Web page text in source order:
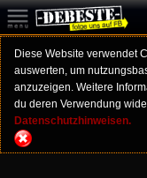
Diese Website verwendet
auswerten, um
anzuzeigen. Weitere
du deren Verwendung
Datenschutzhinweisen.